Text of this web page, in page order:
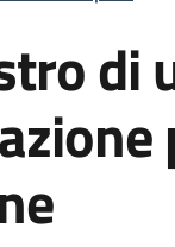
di